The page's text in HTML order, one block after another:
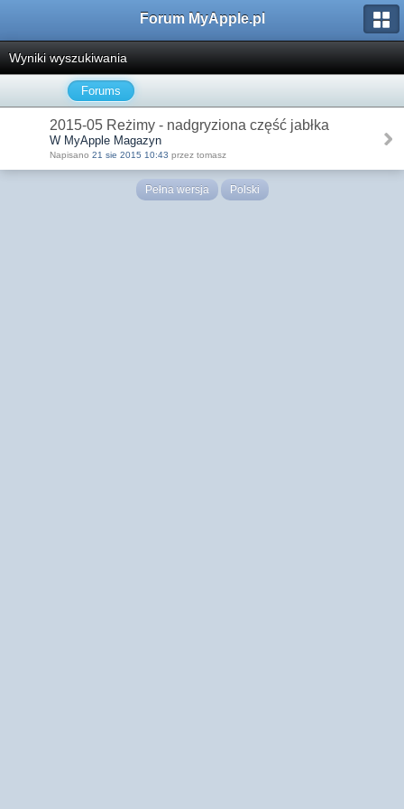
Forum MyApple.pl
Wyniki wyszukiwania
Forums
2015-05 Reżimy - nadgryziona część jabłka
W MyApple Magazyn
Napisano 21 sie 2015 10:43 przez tomasz
Pełna wersja Polski